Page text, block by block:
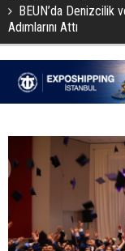
BEUN’da Denizcilik
Adımlarını Attı